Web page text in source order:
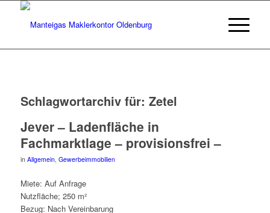
Schlagwortarchiv für: Zetel
Jever – Ladenfläche in
Fachmarktlage – provisionsfrei –
in Allgemein, Gewerbeimmobilien
Miete: Auf Anfrage
Nutzfläche; 250 m²
Bezug: Nach Vereinbarung